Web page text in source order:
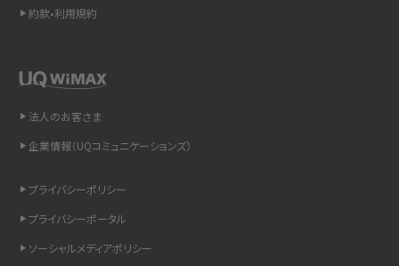
Bluetooth®とは？Wi-Fiとの違いやスマホ・PCとの接続方法を解説
「iPhoneを探す」の使い方と設定方法を紹介！ブラウザやアプリから探す方法を
紹介
約款•利用規約
法人のお客さま
企業情報（UQコミュニケーションズ）
プライバシーポリシー
プライバシーポータル
ソーシャルメディアポリシー